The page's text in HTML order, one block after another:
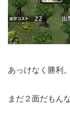
あっけなく勝利。
まだ２面だもん